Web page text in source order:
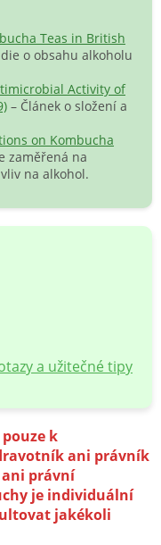
Teas in British
o obsahu alkoholu
Activity of
– Článek o složení a
on Kombucha
zaměřená na
na alkohol.
a užitečné tipy
k
ani právník
právní
je individuální
jakékoli